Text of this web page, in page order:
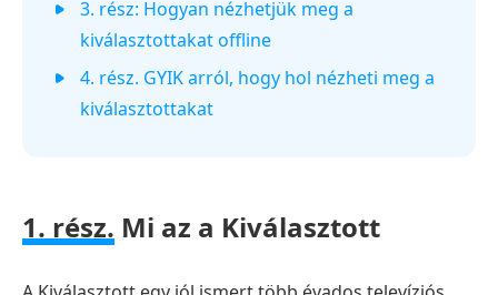
3. rész: Hogyan nézhetjük meg a
kiválasztottakat offline
4. rész. GYIK arról, hogy hol nézheti meg a
kiválasztottakat
1. rész. Mi az a Kiválasztott